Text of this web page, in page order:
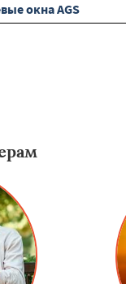
окна AGS